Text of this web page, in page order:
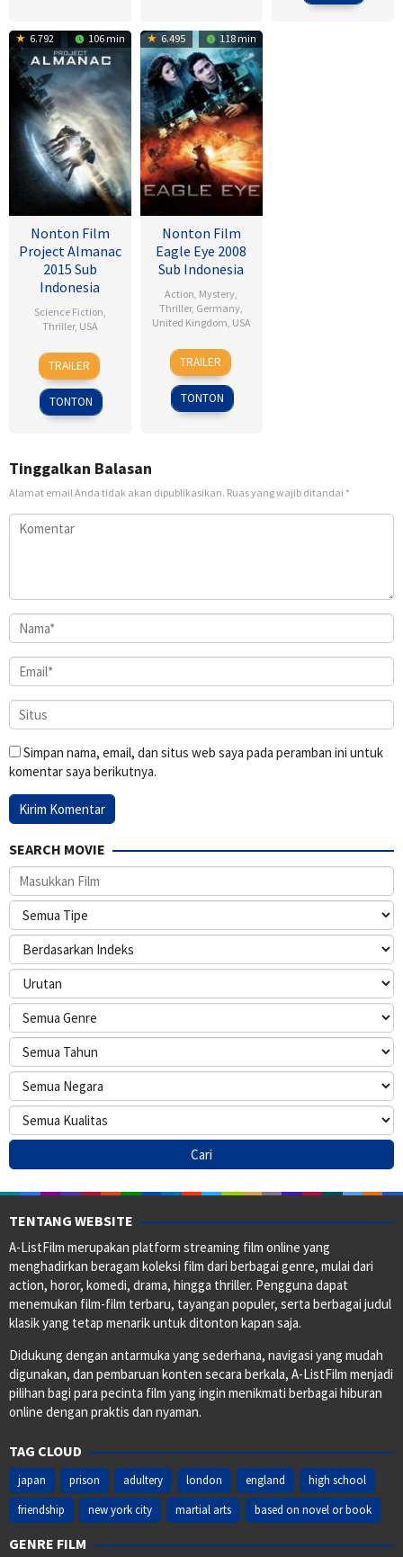
6.792 106 min
Nonton Film
Project Almanac
2015 Sub
Indonesia
Science Fiction,
Thriller, USA
28
Jan
2015
Dean
Israelite
TRAILER
TONTON
6.495 118 min
Nonton Film
Eagle Eye 2008
Sub Indonesia
Action, Mystery,
Thriller, Germany,
United Kingdom, USA
25
Sep
2008
D.J.
Caruso
TRAILER
TONTON
Tinggalkan Balasan
Alamat email Anda tidak akan dipublikasikan. Ruas yang wajib ditandai *
Simpan nama, email, dan situs web saya pada peramban ini untuk
komentar saya berikutnya.
SEARCH MOVIE
TENTANG WEBSITE
A-ListFilm merupakan platform streaming film online yang
menghadirkan beragam koleksi film dari berbagai genre, mulai dari
action, horor, komedi, drama, hingga thriller. Pengguna dapat
menemukan film-film terbaru, tayangan populer, serta berbagai judul
klasik yang tetap menarik untuk ditonton kapan saja.
Didukung dengan antarmuka yang sederhana, navigasi yang mudah
digunakan, dan pembaruan konten secara berkala, A-ListFilm menjadi
pilihan bagi para pecinta film yang ingin menikmati berbagai hiburan
online dengan praktis dan nyaman.
TAG CLOUD
japan prison adultery london england
high school
friendship
new york city martial arts based on novel or book
GENRE FILM